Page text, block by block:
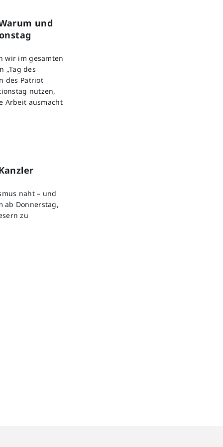
und
wir im gesamten
„Tag des
des Patriot
nutzen,
Arbeit ausmacht
naht – und
ab Donnerstag,
zu